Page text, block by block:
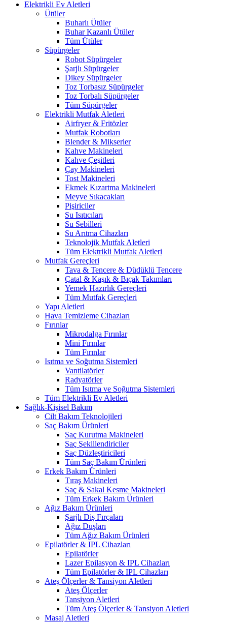
Elektrikli Ev Aletleri
Ütüler
Buharlı Ütüler
Buhar Kazanlı Ütüler
Tüm Ütüler
Süpürgeler
Robot Süpürgeler
Şarjlı Süpürgeler
Dikey Süpürgeler
Toz Torbasız Süpürgeler
Toz Torbalı Süpürgeler
Tüm Süpürgeler
Elektrikli Mutfak Aletleri
Airfryer & Fritözler
Mutfak Robotları
Blender & Mikserler
Kahve Makineleri
Kahve Çeşitleri
Çay Makineleri
Tost Makineleri
Ekmek Kızartma Makineleri
Meyve Sıkacakları
Pişiriciler
Su Isıtıcıları
Su Sebilleri
Su Arıtma Cihazları
Teknolojik Mutfak Aletleri
Tüm Elektrikli Mutfak Aletleri
Mutfak Gereçleri
Tava & Tencere & Düdüklü Tencere
Çatal & Kaşık & Bıçak Takımları
Yemek Hazırlık Gereçleri
Tüm Mutfak Gereçleri
Yapı Aletleri
Hava Temizleme Cihazları
Fırınlar
Mikrodalga Fırınlar
Mini Fırınlar
Tüm Fırınlar
Isıtma ve Soğutma Sistemleri
Vantilatörler
Radyatörler
Tüm Isıtma ve Soğutma Sistemleri
Tüm Elektrikli Ev Aletleri
Sağlık-Kişisel Bakım
Cilt Bakım Teknolojileri
Saç Bakım Ürünleri
Saç Kurutma Makineleri
Saç Şekillendiriciler
Saç Düzleştiricileri
Tüm Saç Bakım Ürünleri
Erkek Bakım Ürünleri
Tıraş Makineleri
Saç & Sakal Kesme Makineleri
Tüm Erkek Bakım Ürünleri
Ağız Bakım Ürünleri
Şarjlı Diş Fırçaları
Ağız Duşları
Tüm Ağız Bakım Ürünleri
Epilatörler & IPL Cihazları
Epilatörler
Lazer Epilasyon & IPL Cihazları
Tüm Epilatörler & IPL Cihazları
Ateş Ölçerler & Tansiyon Aletleri
Ateş Ölçerler
Tansiyon Aletleri
Tüm Ateş Ölçerler & Tansiyon Aletleri
Masaj Aletleri